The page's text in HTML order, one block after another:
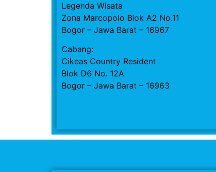
Legenda Wisata
Zona Marcopolo Blok A2 No.11
Bogor – Jawa Barat – 16967
Cabang:
Cikeas Country Resident
Blok D6 No. 12A
Bogor – Jawa Barat – 16963